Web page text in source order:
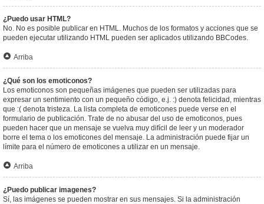
¿Puedo usar HTML?
No. No es posible publicar en HTML. Muchos de los formatos y acciones que se
pueden ejecutar utilizando HTML pueden ser aplicados utilizando BBCodes.
Arriba
¿Qué son los emoticonos?
Los emoticonos son pequeñas imágenes que pueden ser utilizadas para
expresar un sentimiento con un pequeño código, e.j. :) denota felicidad, mientras
que :( denota tristeza. La lista completa de emoticones puede verse en el
formulario de publicación. Trate de no abusar del uso de emoticonos, pues
pueden hacer que un mensaje se vuelva muy difícil de leer y un moderador
borre el tema o los emoticones del mensaje. La administración puede fijar un
límite para el número de emoticones a utilizar en un mensaje.
Arriba
¿Puedo publicar imagenes?
Sí, las imágenes se pueden mostrar en sus mensajes. Si la administración